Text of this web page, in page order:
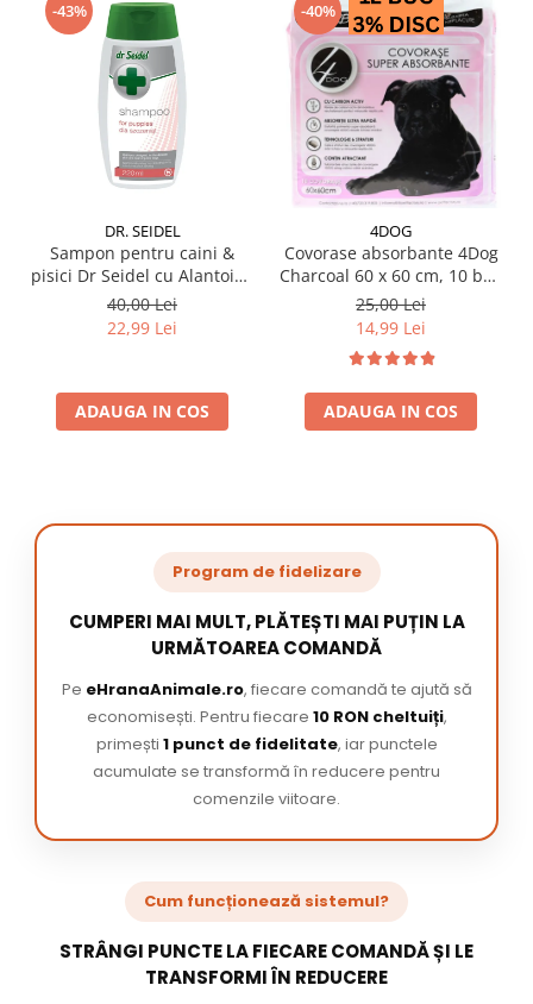
-43%
DR. SEIDEL
Sampon pentru caini &
pisici Dr Seidel cu Alantoina
220 ml
40,00 Lei
22,99 Lei
ADAUGA IN COS
-40%
4DOG
Covorase absorbante 4Dog
Charcoal 60 x 60 cm, 10 buc
/ pachet
25,00 Lei
14,99 Lei
ADAUGA IN COS
Program de fidelizare
CUMPERI MAI MULT, PLĂTEȘTI MAI PUȚIN LA
URMĂTOAREA COMANDĂ
Pe eHranaAnimale.ro, fiecare comandă te ajută să
economisești. Pentru fiecare 10 RON cheltuiți,
primești 1 punct de fidelitate, iar punctele
acumulate se transformă în reducere pentru
comenzile viitoare.
Cum funcționează sistemul?
STRÂNGI PUNCTE LA FIECARE COMANDĂ ȘI LE
TRANSFORMI ÎN REDUCERE